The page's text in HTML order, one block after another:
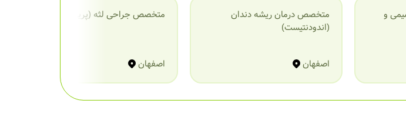
و
متخصص درمان ریشه دندان
(اندودنتیست)
اصفهان
متخصص جراحی لثه (پریودنتیست)
اصفهان